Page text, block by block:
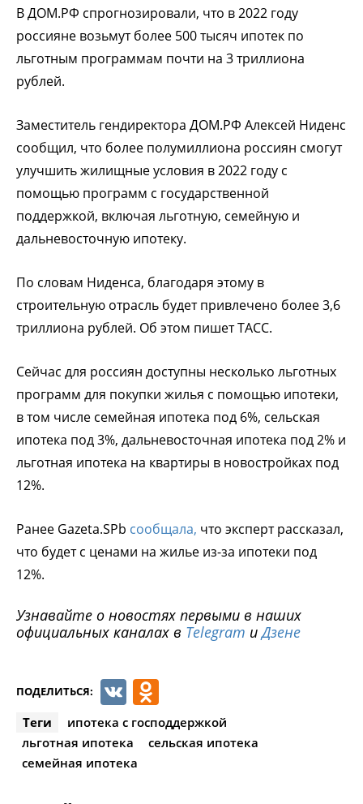
В ДОМ.РФ спрогнозировали, что в 2022 году
россияне возьмут более 500 тысяч ипотек по
льготным программам почти на 3 триллиона
рублей.
Заместитель гендиректора ДОМ.РФ Алексей Ниденс
сообщил, что более полумиллиона россиян смогут
улучшить жилищные условия в 2022 году с
помощью программ с государственной
поддержкой, включая льготную, семейную и
дальневосточную ипотеку.
По словам Ниденса, благодаря этому в
строительную отрасль будет привлечено более 3,6
триллиона рублей. Об этом пишет ТАСС.
Сейчас для россиян доступны несколько льготных
программ для покупки жилья с помощью ипотеки,
в том числе семейная ипотека под 6%, сельская
ипотека под 3%, дальневосточная ипотека под 2% и
льготная ипотека на квартиры в новостройках под
12%.
Ранее Gazeta.SPb сообщала, что эксперт рассказал,
что будет с ценами на жилье из-за ипотеки под
12%.
Узнавайте о новостях первыми в наших
официальных каналах в Telegram иДзене
ПОДЕЛИТЬСЯ: VK
Теги
ипотека с господдержкой
льготная ипотека
сельская ипотека
семейная ипотека